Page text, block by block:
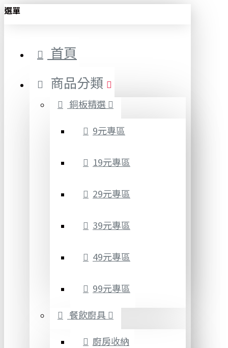
選單
首頁
商品分類
銅板精選
9元專區
19元專區
29元專區
39元專區
49元專區
99元專區
餐飲廚具
廚房收納